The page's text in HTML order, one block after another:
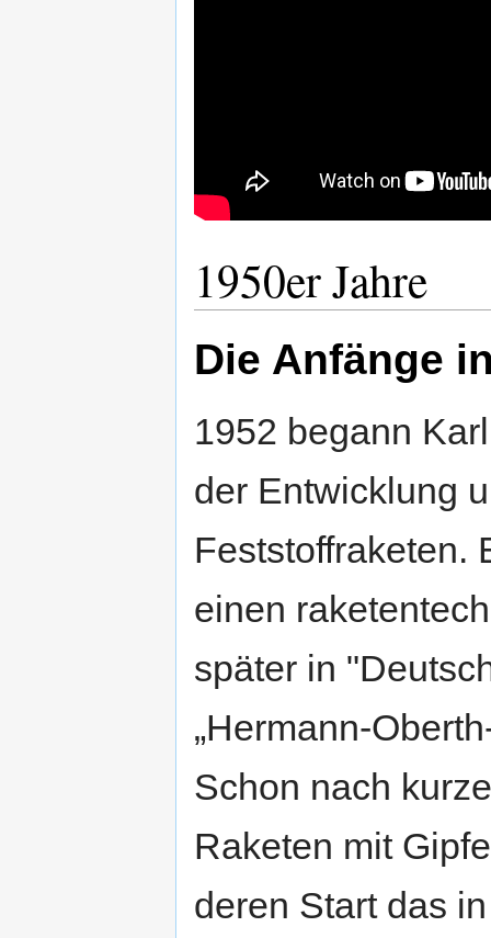
1950er Jahre
Die Anfänge
1952 begann
der Entwicklung
Feststoffraketen.
einen
später in
„Hermann-
Schon nach
Raketen mit
deren Start das